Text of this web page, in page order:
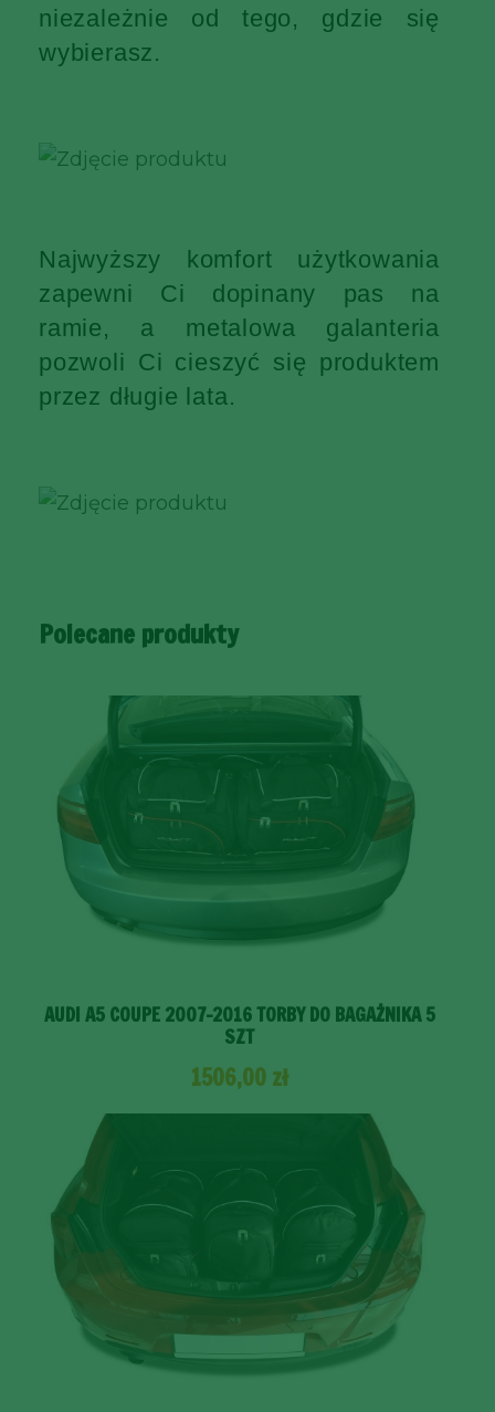
niezależnie od tego, gdzie się
wybierasz.
Najwyższy komfort użytkowania
zapewni Ci dopinany pas na
ramie, a metalowa galanteria
pozwoli Ci cieszyć się produktem
przez długie lata.
Polecane produkty
AUDI A5 COUPE 2007-2016 TORBY DO BAGAŻNIKA 5
SZT
1506,00 zł